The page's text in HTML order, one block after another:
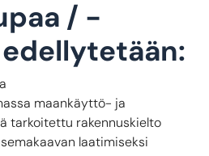
/ -
maankäyttö- ja
tarkoitettu rakennuskielto
laatimiseksi